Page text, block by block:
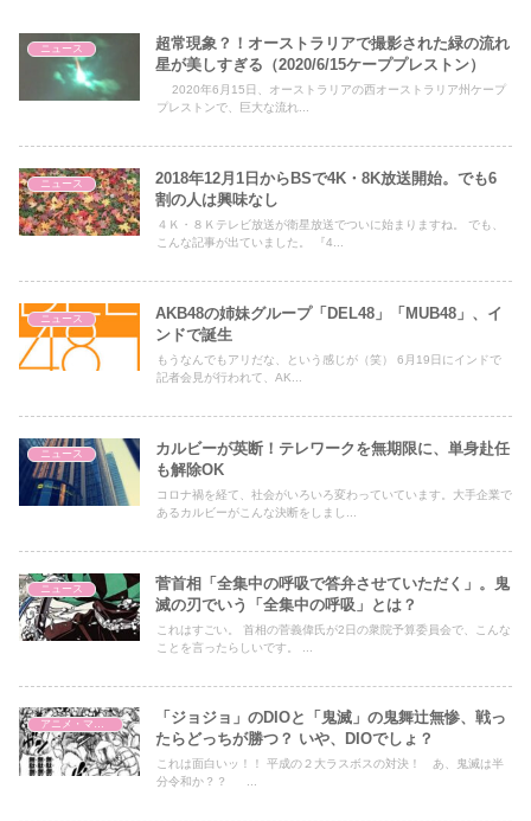
ニュース
超常現象？！オーストラリアで撮影された緑の流れ
星が美しすぎる（2020/6/15ケーププレストン）
2020年6月15日、オーストラリアの西オーストラリア州ケープ
プレストンで、巨大な流れ...
ニュース
2018年12月1日からBSで4K・8K放送開始。でも6
割の人は興味なし
４Ｋ・８Ｋテレビ放送が衛星放送でついに始まりますね。 でも、
こんな記事が出ていました。 『4...
ニュース
AKB48の姉妹グループ「DEL48」「MUB48」、イ
ンドで誕生
もうなんでもアリだな、という感じが（笑） 6月19日にインドで
記者会見が行われて、AK...
ニュース
カルビーが英断！テレワークを無期限に、単身赴任
も解除OK
コロナ禍を経て、社会がいろいろ変わっていています。大手企業で
あるカルビーがこんな決断をしまし...
ニュース
菅首相「全集中の呼吸で答弁させていただく」。鬼
滅の刃でいう「全集中の呼吸」とは？
これはすごい。 首相の菅義偉氏が2日の衆院予算委員会で、こんな
ことを言ったらしいです。 ...
「ジョジョ」のDIOと「鬼滅」の鬼舞辻無惨、戦っ
たらどっちが勝つ？ いや、DIOでしょ？
これは面白いッ！！ 平成の２大ラスボスの対決！ あ、鬼滅は半
分令和か？？ ...